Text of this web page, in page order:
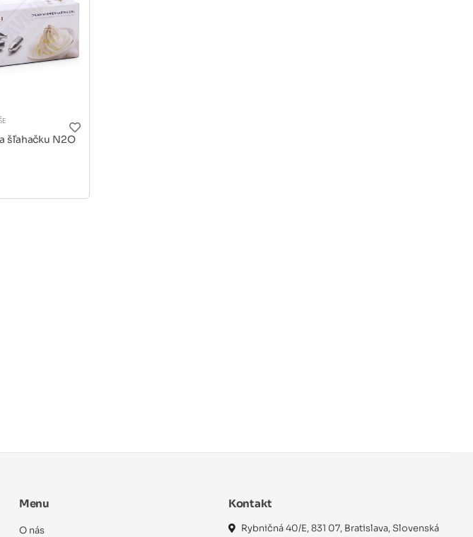
šľahačku N2O
Menu
O nás
Kontakt
Rybničná 40/E, 831 07, Bratislava, Slovenská